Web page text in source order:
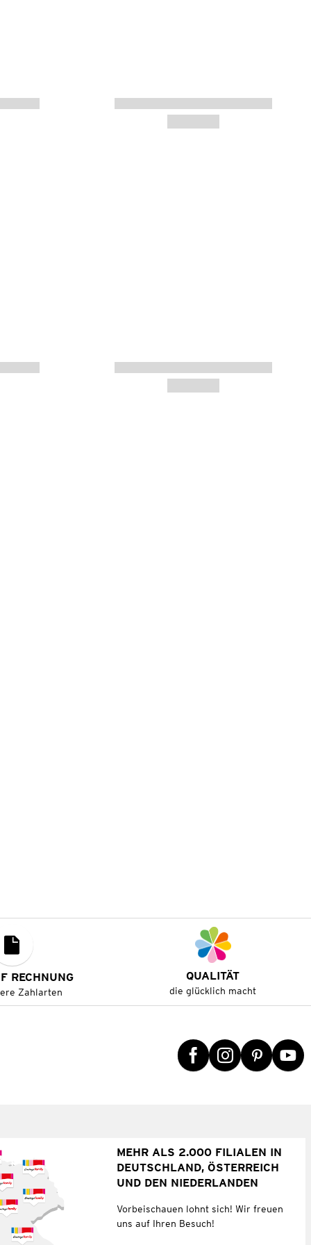
RECHNUNG
Zahlarten
QUALITÄT
die glücklich macht
MEHR ALS 2.000 FILIALEN IN
DEUTSCHLAND, ÖSTERREICH
UND DEN NIEDERLANDEN
Vorbeischauen lohnt sich! Wir freuen
uns auf Ihren Besuch!